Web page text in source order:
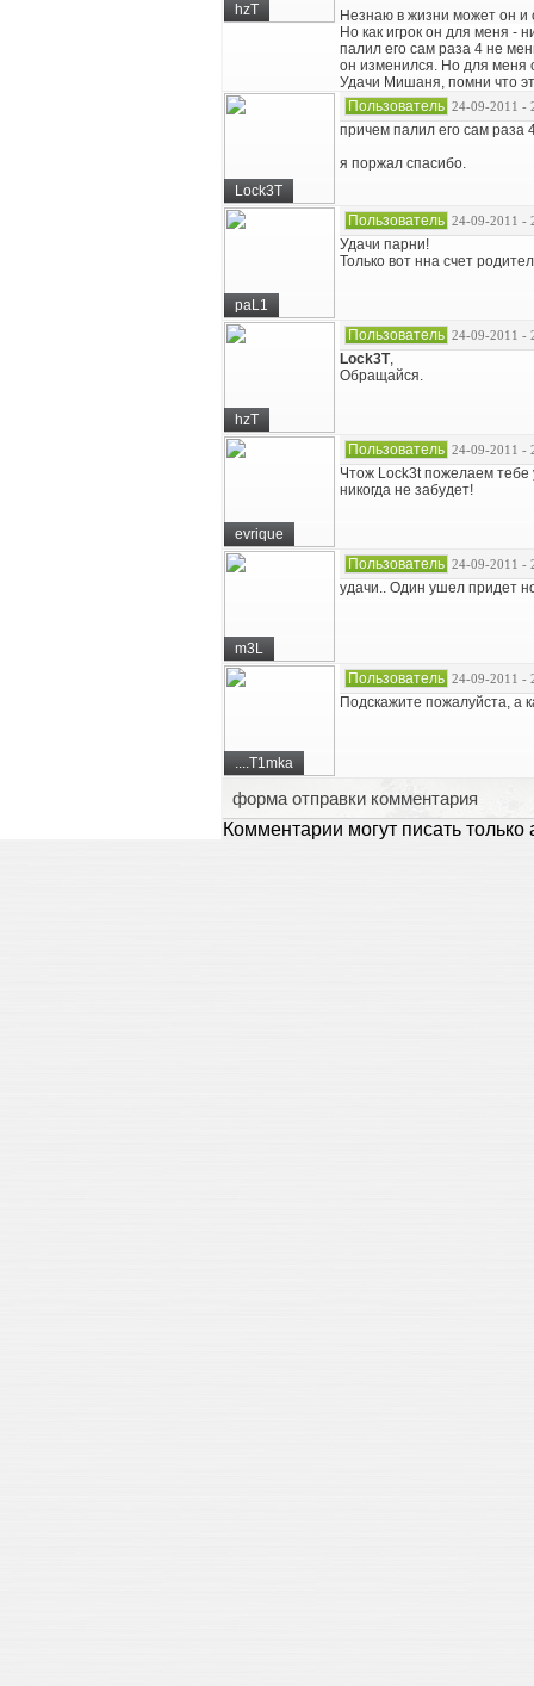
hzT
Незнаю в жизни может он и
Но как игрок он для меня -
палил его сам раза 4 не
он изменился. Но для меня
Удачи Мишаня, помни что
Lock3T
Пользователь 24-09-2011 -
причем палил его сам раза
я поржал спасибо.
paL1
Пользователь 24-09-2011 -
Удачи парни!
Только вот нна счет
hzT
Пользователь 24-09-2011 -
Lock3T,
Обращайся.
evrique
Пользователь 24-09-2011 -
Чтож Lock3t пожелаем тебе
никогда не забудет!
m3L
Пользователь 24-09-2011 -
удачи.. Один ушел придет
....T1mka
Пользователь 24-09-2011 -
Подскажите пожалуйста, а
форма отправки комментария
Комментарии могут писать